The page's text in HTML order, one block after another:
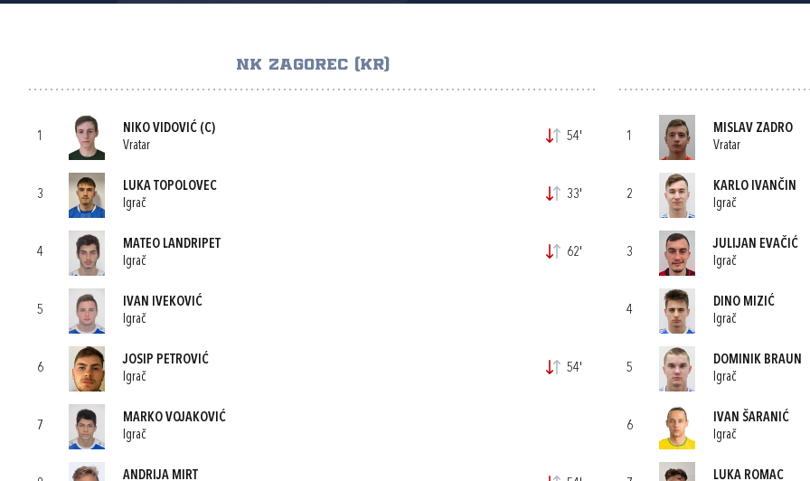
NK ZAGOREC (KR)
1
NIKO VIDOVIĆ (C)
Vratar
54'
3
LUKA TOPOLOVEC
Igrač
33'
4
MATEO LANDRIPET
Igrač
62'
5
IVAN IVEKOVIĆ
Igrač
6
JOSIP PETROVIĆ
Igrač
54'
7
MARKO VOJAKOVIĆ
Igrač
ANDRIJA MIRT
1
MISLAV ZADRO
Vratar
2
KARLO IVANČIN
Igrač
3
JULIJAN EVAČIĆ
Igrač
4
DINO MIZIĆ
Igrač
5
DOMINIK BRAUN
Igrač
6
IVAN ŠARANIĆ
Igrač
LUKA ROMAC